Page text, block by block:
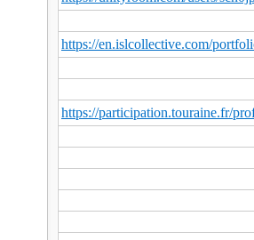
https://en.islcollective.com/
https://participation.touraine.fr/